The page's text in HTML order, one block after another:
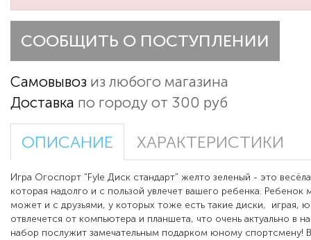
СООБЩИТЬ О ПОСТУПЛЕНИИ
Самовывоз из любого магазина
Доставка по городу от 300 руб
ОПИСАНИЕ ХАРАКТЕРИСТИКИ
Игра Огоспорт "Fyle Диск стандарт" желто зеленый - это
которая надолго и с пользой увлечет вашего ребенка. Ребенок
может и с друзьями, у которых тоже есть такие диски, играя,
отвлечется от компьютера и планшета, что очень актуально в
набор послужит замечательным подарком юному спортсмену!